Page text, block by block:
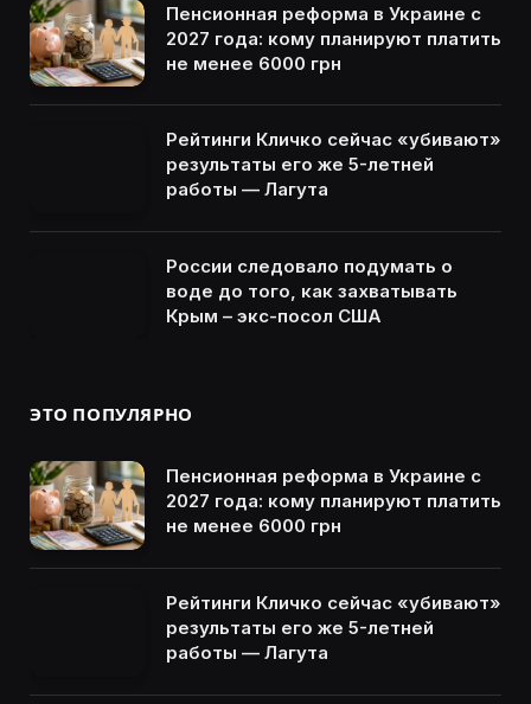
Пенсионная реформа в Украине с
2027 года: кому планируют платить
не менее 6000 грн
Рейтинги Кличко сейчас «убивают»
результаты его же 5-летней
работы — Лагута
России следовало подумать о
воде до того, как захватывать
Крым – экс-посол США
ЭТО ПОПУЛЯРНО
Пенсионная реформа в Украине с
2027 года: кому планируют платить
не менее 6000 грн
Рейтинги Кличко сейчас «убивают»
результаты его же 5-летней
работы — Лагута